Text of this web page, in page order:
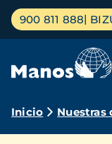
Pasar
contenido
Menú
principal
900 811 888
Ruta
Inicio Nuestras